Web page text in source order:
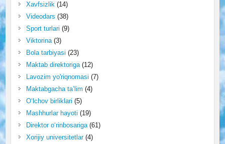
Xavfsizlik(14)
Videodars (38)
Sport turlari (9)
Viktorina(3)
Bola tarbiyasi (23)
Maktab direktoriga(12)
Lavozim yo'riqnomasi (7)
Maktabgacha ta’lim (4)
O‘lchov birliklari (5)
Mashhurlar hayoti (19)
Direktor o‘rinbosariga(61)
Xorijiy universitetlar(4)